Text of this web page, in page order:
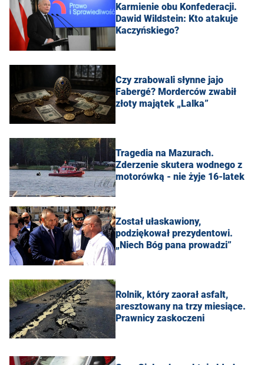
Karmienie obu Konfederacji.
Dawid Wildstein: Kto atakuje
Kaczyńskiego?
Czy zrabowali słynne jajo
Fabergé? Morderców zwabił
złoty majątek „Lalka”
Tragedia na Mazurach.
Zderzenie skutera wodnego z
motorówką - nie żyje 16-latek
Został ułaskawiony,
podziękował prezydentowi.
„Niech Bóg pana prowadzi”
Rolnik, który zaorał asfalt,
aresztowany na trzy miesiące.
Prawnicy zaskoczeni